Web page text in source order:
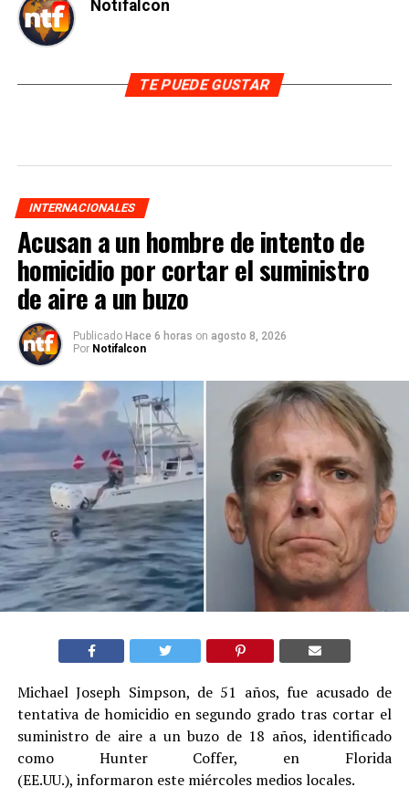
Notifalcon
TE PUEDE GUSTAR
INTERNACIONALES
Acusan a un hombre de intento de
homicidio por cortar el suministro
de aire a un buzo
Publicado Hace 6 horas on agosto 8, 2026
Por Notifalcon
Michael Joseph Simpson, de 51 años, fue acusado de
tentativa de homicidio en segundo grado tras cortar el
suministro de aire a un buzo de 18 años, identificado
como Hunter Coffer, en Florida
(EE.UU.), informaron este miércoles medios locales.